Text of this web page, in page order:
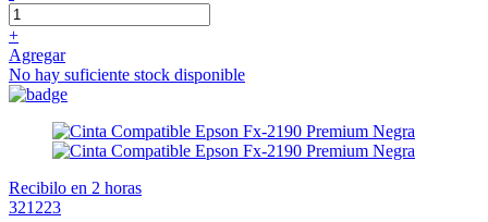
+
Agregar
No hay suficiente stock disponible
Recibilo en 2 horas
321223